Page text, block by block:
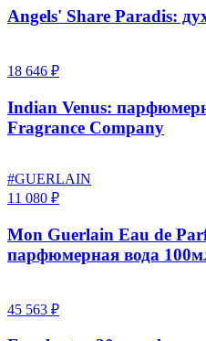
Angels' Share Paradis:
18 646 ₽
Indian Venus:
Fragrance Company
#GUERLAIN
11 080 ₽
Mon Guerlain Eau de
парфюмерная вода
45 563 ₽